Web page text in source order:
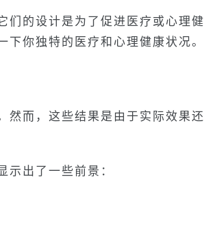
们的设计是为了促进医疗或心理健
你独特的医疗和心理健康状况。
然而，这些结果是由于实际效果还
示出了一些前景：